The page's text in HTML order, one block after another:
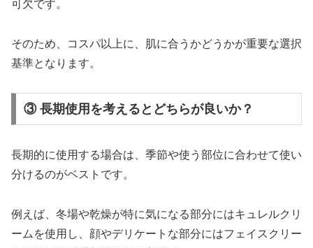
可欠です。
そのため、コスパ以上に、肌に合うかどうかが重要な選択
基準となります。
③ 長期使用を考えるとどちらが良いか？
長期的に使用する場合は、季節や使う部位に合わせて使い
分けるのがベストです。
例えば、冬場や乾燥が特に気になる部分にはキュレルクリ
ームを使用し、顔やデリケートな部分にはフェイスクリー